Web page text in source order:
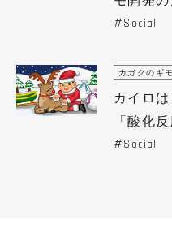
Social
カガクのギ
カイロ
「酸化
Social